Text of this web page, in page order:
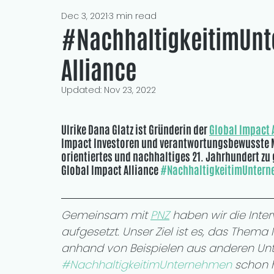
Alliance
Dec 3, 20213 min read
Updated: Nov 23, 2022
Ulrike Dana Glatz ist Gründerin der Global Impact
Impact Investoren und verantwortungsbewusste
orientiertes und nachhaltiges 21. Jahrhundert
Global Impact Alliance
Gemeinsam mit PNZ haben wir die
aufgesetzt. Unser Ziel ist es, das
anhand von Beispielen aus anderen
#NachhaltigkeitimUnternehmen schon